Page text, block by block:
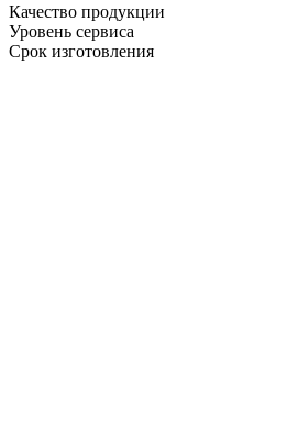
Качество продукции
Уровень сервиса
Срок изготовления